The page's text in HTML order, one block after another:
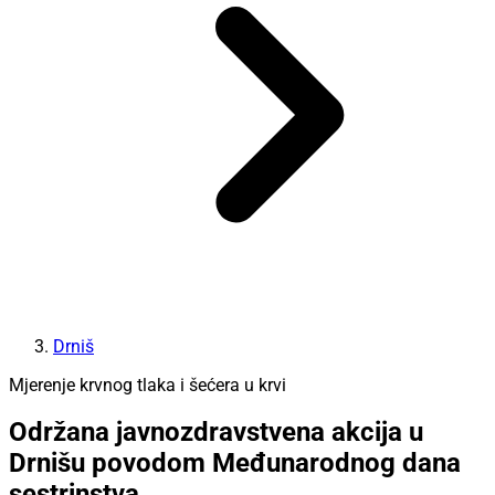
Drniš
Mjerenje krvnog tlaka i šećera u krvi
Održana javnozdravstvena akcija u
Drnišu povodom Međunarodnog dana